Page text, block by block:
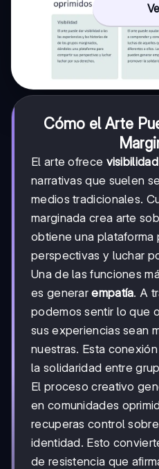
Cómo el Arte
El arte ofrece visibilidad
narrativas que suelen
medios tradicionales.
marginada crea arte
obtiene una plataforma
perspectivas y luchar
Una de las funciones
es generarempatía. A
podemos sentir lo que
sus experiencias sean
nuestras. Esta
la solidaridad entre
El proceso creativo
en comunidades
recuperas control
identidad. Esto
de resistencia que